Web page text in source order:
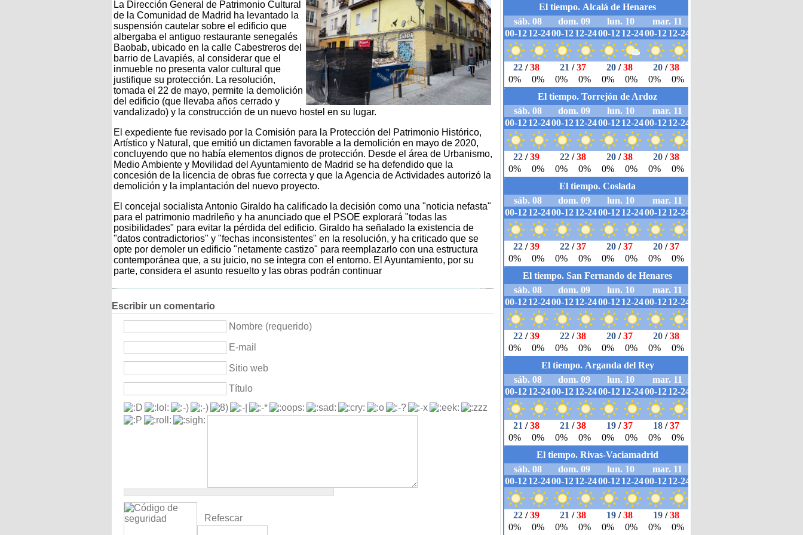
La Dirección General de Patrimonio Cultural
de la Comunidad de Madrid ha levantado la
suspensión cautelar sobre el edificio que
albergaba el antiguo restaurante senegalés
Baobab, ubicado en la calle Cabestreros del
barrio de Lavapiés, al considerar que el
inmueble no presenta valor cultural que
justifique su protección. La resolución,
tomada el 22 de mayo, permite la demolición
del edificio (que llevaba años cerrado y
vandalizado) y la construcción de un nuevo hostel en su lugar.
El expediente fue revisado por la Comisión para la Protección del Patrimonio Histórico,
Artístico y Natural, que emitió un dictamen favorable a la demolición en mayo de 2020,
concluyendo que no había elementos dignos de protección. Desde el área de Urbanismo,
Medio Ambiente y Movilidad del Ayuntamiento de Madrid se ha defendido que la
concesión de la licencia de obras fue correcta y que la Agencia de Actividades autorizó la
demolición y la implantación del nuevo proyecto.
El concejal socialista Antonio Giraldo ha calificado la decisión como una "noticia nefasta"
para el patrimonio madrileño y ha anunciado que el PSOE explorará "todas las
posibilidades" para evitar la pérdida del edificio. Giraldo ha señalado la existencia de
"datos contradictorios" y "fechas inconsistentes" en la resolución, y ha criticado que se
opte por demoler un edificio "netamente castizo" para reemplazarlo con una estructura
contemporánea que, a su juicio, no se integra con el entorno. El Ayuntamiento, por su
parte, considera el asunto resuelto y las obras podrán continuar
Escribir un comentario
Nombre (requerido)
E-mail
Sitio web
Título
Refescar